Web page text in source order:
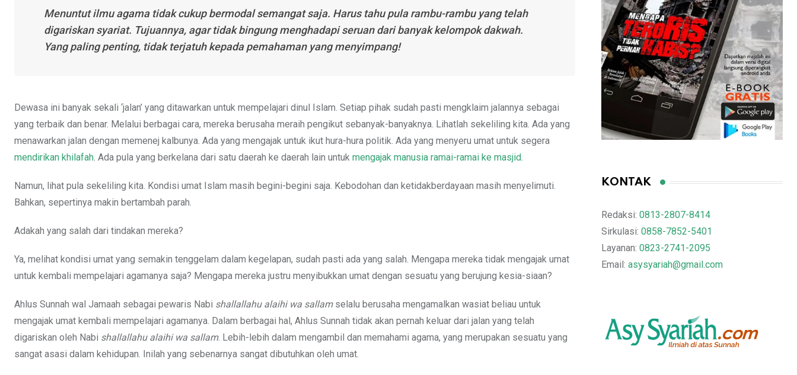
Menuntut ilmu agama tidak cukup bermodal semangat saja. Harus tahu pula rambu-rambu yang telah
digariskan syariat. Tujuannya, agar tidak bingung menghadapi seruan dari banyak kelompok dakwah.
Yang paling penting, tidak terjatuh kepada pemahaman yang menyimpang!
Dewasa ini banyak sekali ‘jalan’ yang ditawarkan untuk mempelajari dinul Islam. Setiap pihak sudah pasti mengklaim jalannya sebagai
yang terbaik dan benar. Melalui berbagai cara, mereka berusaha meraih pengikut sebanyak-banyaknya. Lihatlah sekeliling kita. Ada yang
menawarkan jalan dengan memenej kalbunya. Ada yang mengajak untuk ikut hura-hura politik. Ada yang menyeru umat untuk segera
mendirikan khilafah. Ada pula yang berkelana dari satu daerah ke daerah lain untuk mengajak manusia ramai-ramai ke masjid.
Namun, lihat pula sekeliling kita. Kondisi umat Islam masih begini-begini saja. Kebodohan dan ketidakberdayaan masih menyelimuti.
Bahkan, sepertinya makin bertambah parah.
Adakah yang salah dari tindakan mereka?
Ya, melihat kondisi umat yang semakin tenggelam dalam kegelapan, sudah pasti ada yang salah. Mengapa mereka tidak mengajak umat
untuk kembali mempelajari agamanya saja? Mengapa mereka justru menyibukkan umat dengan sesuatu yang berujung kesia-siaan?
Ahlus Sunnah wal Jamaah sebagai pewaris Nabi shallallahu alaihi wa sallamselalu berusaha mengamalkan wasiat beliau untuk
mengajak umat kembali mempelajari agamanya. Dalam berbagai hal, Ahlus Sunnah tidak akan pernah keluar dari jalan yang telah
digariskan oleh Nabi shallallahu alaihi wa sallam. Lebih-lebih dalam mengambil dan memahami agama, yang merupakan sesuatu yang
sangat asasi dalam kehidupan. Inilah yang sebenarnya sangat dibutuhkan oleh umat.
KONTAK
Redaksi: 0813-2807-8414
Sirkulasi: 0858-7852-5401
Layanan: 0823-2741-2095
Email: asysyariah@gmail.com